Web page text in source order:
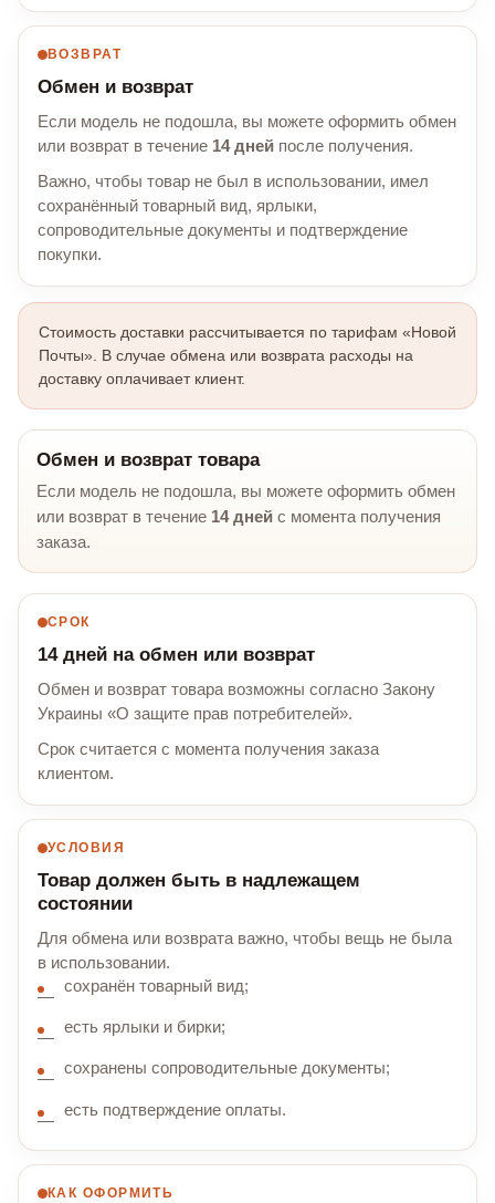
ВОЗВРАТ
Обмен и возврат
Если модель не подошла, вы можете оформить обмен
или возврат в течение 14 дней после получения.
Важно, чтобы товар не был в использовании, имел
сохранённый товарный вид, ярлыки,
сопроводительные документы и подтверждение
покупки.
Стоимость доставки рассчитывается по тарифам «Новой
Почты». В случае обмена или возврата расходы на
доставку оплачивает клиент.
Обмен и возврат товара
Если модель не подошла, вы можете оформить обмен
или возврат в течение 14 дней с момента получения
заказа.
СРОК
14 дней на обмен или возврат
Обмен и возврат товара возможны согласно Закону
Украины «О защите прав потребителей».
Срок считается с момента получения заказа
клиентом.
УСЛОВИЯ
Товар должен быть в надлежащем
состоянии
Для обмена или возврата важно, чтобы вещь не была
в использовании.
сохранён товарный вид;
есть ярлыки и бирки;
сохранены сопроводительные документы;
есть подтверждение оплаты.
КАК ОФОРМИТЬ